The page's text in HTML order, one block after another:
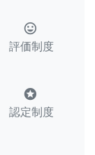
tag_faces
評価制度
stars
認定制度